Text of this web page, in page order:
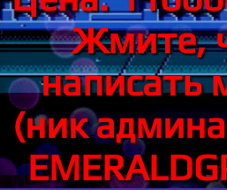
Жмите,
написать
(ник